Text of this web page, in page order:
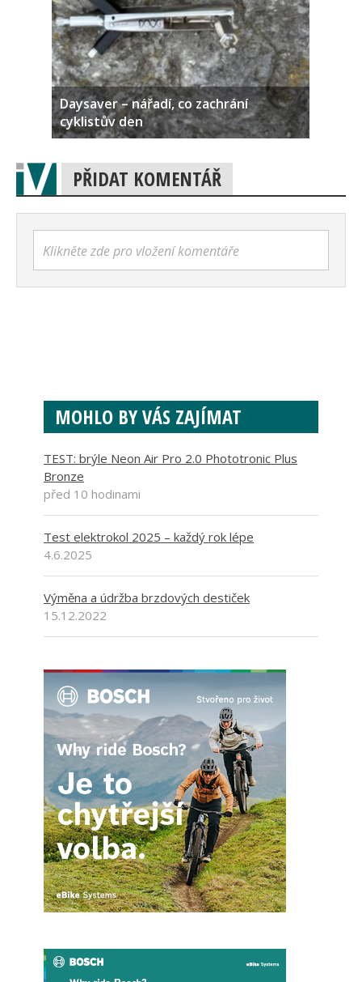
Daysaver – nářadí, co zachrání
cyklistův den
PŘIDAT KOMENTÁŘ
Klikněte zde pro vložení komentáře
MOHLO BY VÁS ZAJÍMAT
TEST: brýle Neon Air Pro 2.0 Phototronic Plus
Bronze
před 10 hodinami
Test elektrokol 2025 – každý rok lépe
4.6.2025
Výměna a údržba brzdových destiček
15.12.2022